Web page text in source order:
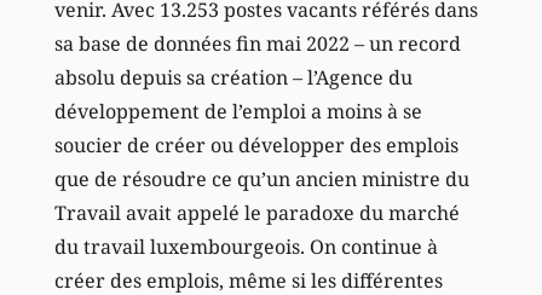
venir. Avec 13.253 postes vacants référés dans
sa base de données fin mai 2022 – un record
absolu depuis sa création – l’Agence du
développement de l’emploi a moins à se
soucier de créer ou développer des emplois
que de résoudre ce qu’un ancien ministre du
Travail avait appelé le paradoxe du marché
du travail luxembourgeois. On continue à
créer des emplois, même si les différentes